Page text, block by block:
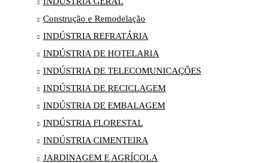
Construção e Remodelação
INDÚSTRIA REFRATÁRIA
INDÚSTRIA DE HOTELARIA
INDÚSTRIA DE TELECOMUNICAÇÕES
INDÚSTRIA DE RECICLAGEM
INDÚSTRIA DE EMBALAGEM
INDÚSTRIA FLORESTAL
INDÚSTRIA CIMENTEIRA
JARDINAGEM E AGRÍCOLA